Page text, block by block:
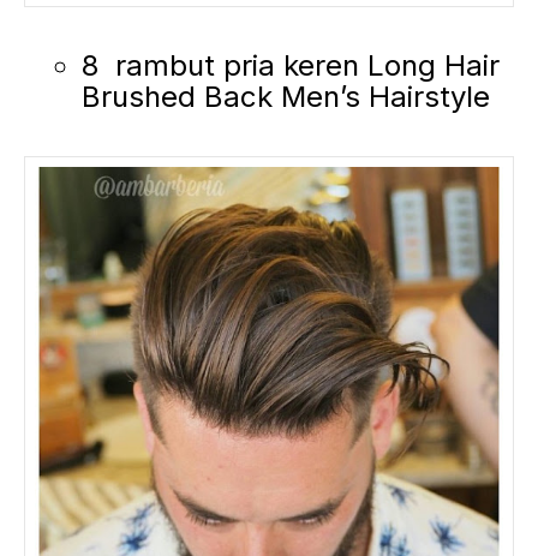
8 rambut pria keren Long Hair
Brushed Back Men’s Hairstyle